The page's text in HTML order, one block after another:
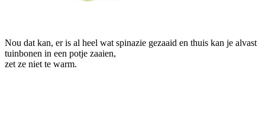
Nou dat kan, er is al heel wat spinazie gezaaid en thuis kan je alvast
tuinbonen in een potje zaaien,
zet ze niet te warm.